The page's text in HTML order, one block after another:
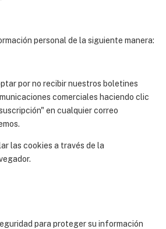
personal de la siguiente manera:
por no recibir nuestros boletines
comerciales haciendo clic
en cualquier correo
las cookies a través de la
para proteger su información